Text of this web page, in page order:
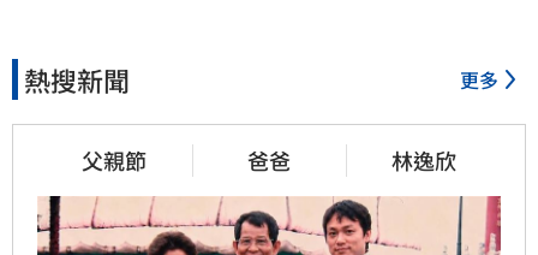
熱搜新聞 更多
父親節 爸爸 林逸欣